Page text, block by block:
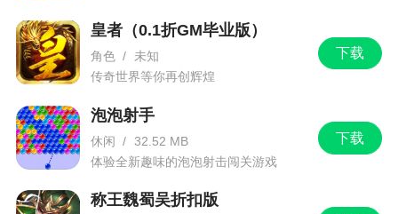
下载
皇者（0.1折GM毕业版）
角色 / 未知
传奇世界等你再创辉煌
下载
泡泡射手
休闲 / 32.52 MB
体验全新趣味的泡泡射击闯关游戏
称王魏蜀吴折扣版